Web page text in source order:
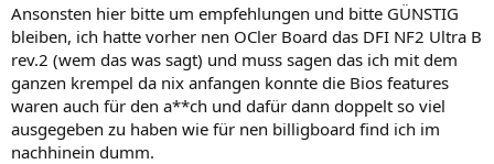
Ansonsten hier bitte um empfehlungen und bitte GÜNSTIG
bleiben, ich hatte vorher nen OCler Board das DFI NF2 Ultra B
rev.2 (wem das was sagt) und muss sagen das ich mit dem
ganzen krempel da nix anfangen konnte die Bios features
waren auch für den a**ch und dafür dann doppelt so viel
ausgegeben zu haben wie für nen billigboard find ich im
nachhinein dumm.